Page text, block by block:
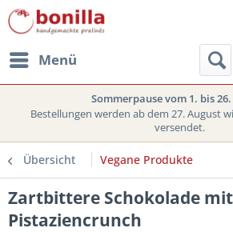
Menü
Sommerpause vom 1. bis
Bestellungen werden ab dem 27. August
versendet.
Übersicht Vegane Produkte
Zartbittere Schokolade mit
Pistaziencrunch